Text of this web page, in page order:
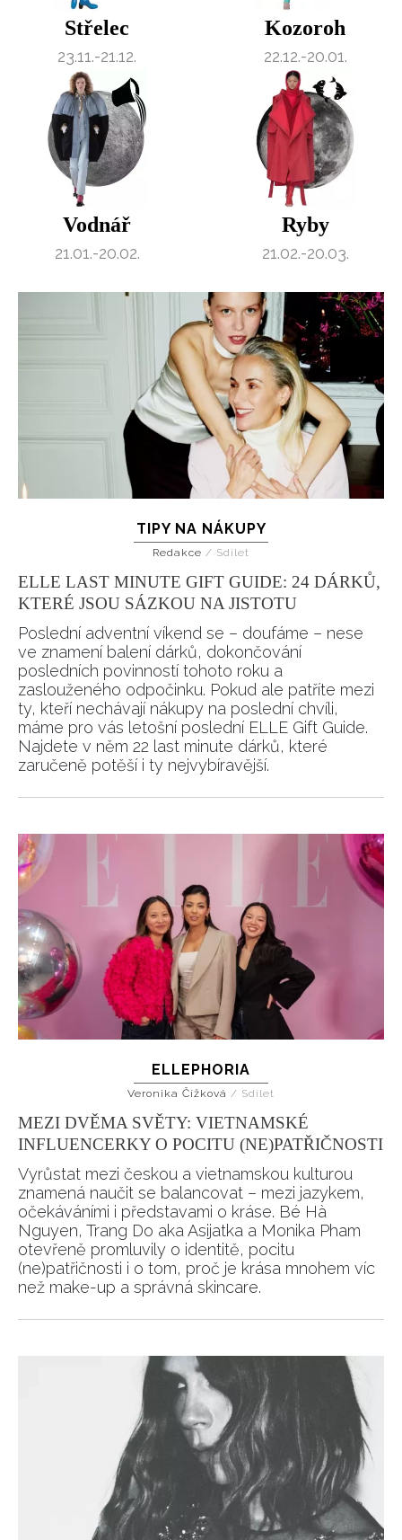
NEWSLETTER
ODESLAT
Střelec
23.11.-21.12.
Kozoroh
22.12.-20.01.
Vodnář
21.01.-20.02.
Ryby
21.02.-20.03.
TIPY NA NÁKUPY
Redakce / Sdílet
ELLE LAST MINUTE GIFT GUIDE: 24 DÁRKŮ,
KTERÉ JSOU SÁZKOU NA JISTOTU
Poslední adventní víkend se – doufáme – nese
ve znamení balení dárků, dokončování
posledních povinností tohoto roku a
zaslouženého odpočinku. Pokud ale patříte mezi
ty, kteří nechávají nákupy na poslední chvíli,
máme pro vás letošní poslední ELLE Gift Guide.
Najdete v něm 22 last minute dárků, které
zaručeně potěší i ty nejvybíravější.
ELLEPHORIA
Veronika Čížková / Sdílet
MEZI DVĚMA SVĚTY: VIETNAMSKÉ
INFLUENCERKY O POCITU (NE)PATŘIČNOSTI
Vyrůstat mezi českou a vietnamskou kulturou
znamená naučit se balancovat – mezi jazykem,
očekáváními i představami o kráse. Bé Hà
Nguyen, Trang Do aka Asijatka a Monika Pham
otevřeně promluvily o identitě, pocitu
(ne)patřičnosti i o tom, proč je krása mnohem víc
než make-up a správná skincare.